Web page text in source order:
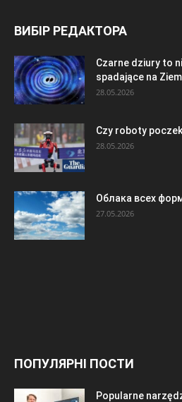
ВИБІР РЕДАКТОРА
Czarne dziury to
spadające na
28.05.2026
Czy roboty
28.05.2026
Облака всех
27.05.2026
ПОПУЛЯРНІ ПОСТИ
Popularne